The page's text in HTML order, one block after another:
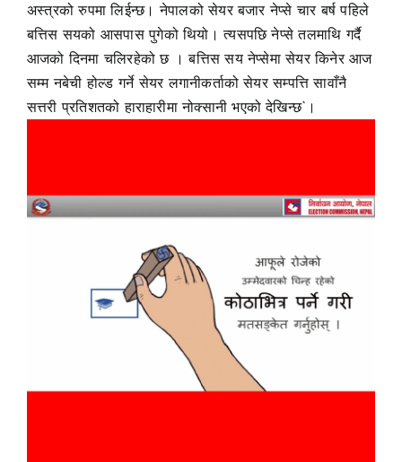
अस्त्रको रुपमा लिईन्छ। नेपालको सेयर बजार नेप्से चार बर्ष पहिले
बत्तिस सयको आसपास पुगेको थियो। त्यसपछि नेप्से तलमाथि गर्दै
आजको दिनमा चलिरहेको छ । बत्तिस सय नेप्सेमा सेयर किनेर आज
सम्म नबेची होल्ड गर्ने सेयर लगानीकर्ताको सेयर सम्पत्ति सावाँनै
सत्तरी प्रतिशतको हाराहारीमा नोक्सानी भएको देखिन्छ`।